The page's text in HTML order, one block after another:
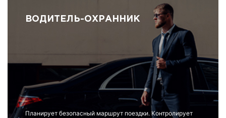
ВОДИТЕЛЬ-ОХРАННИК
Планирует безопасный маршрут поездки. Контролирует